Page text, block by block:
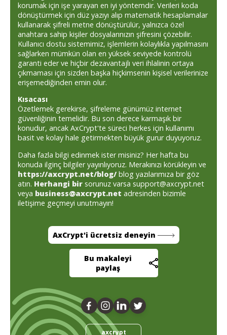
korumak için işe yarayan en iyi yöntemdir. Verileri koda
dönüştürmek için düz yazıyı alıp matematik hesaplamalar
kullanarak şifreli metne dönüştürülür, yalnızca özel
anahtara sahip kişiler dosyalarınızın şifresini çözebilir.
Kullanıcı dostu sistemimiz, işlemlerin kolaylıkla yapılmasını
sağlarken mümkün olan en yüksek seviyede kontrolü
garanti eder ve hiçbir dezavantajlı veri ihlalinin ortaya
çıkmaması için sizden başka hiçkimsenin kişisel verilerinize
erişemediğinden emin olur.
Kısacası
Özetlemek gerekirse, şifreleme günümüz internet
güvenliğinin temelidir. Bu son derece karmaşık bir
konudur, ancak AxCrypt'te süreci herkes için kullanımı
basit ve kolay hale getirmekten büyük gurur duyuyoruz.
Daha fazla bilgi edinmek ister misiniz? Her hafta bu
konuda ilginç bilgiler yayınlıyoruz. Merakınızı körükleyin ve
https://axcrypt.net/blog/blog yazılarımıza bir göz
atın. Herhangi bir sorunuz varsa support@axcrypt.net
veya business@axcrypt.net adresinden bizimle
iletişime geçmeyi unutmayın!
AxCrypt'i ücretsiz deneyin
Bu makaleyi
paylaş
axcrypt